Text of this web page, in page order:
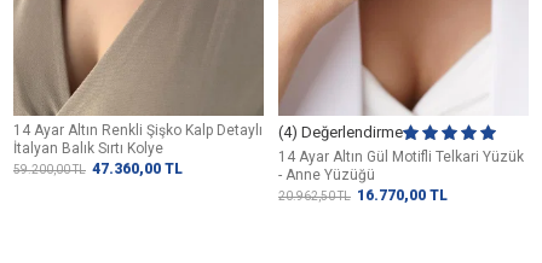
14 Ayar Altın Renkli Şişko Kalp Detaylı
İtalyan Balık Sırtı Kolye
59.200,00TL 47.360,00 TL
(4) Değerlendirme
14 Ayar Altın Gül Motifli Telkari Yüzük
- Anne Yüzüğü
20.962,50TL 16.770,00 TL